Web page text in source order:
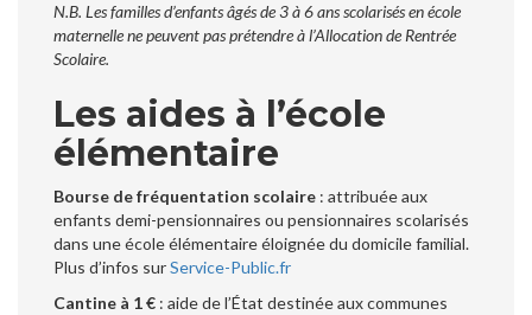
N.B. Les familles d’enfants âgés de 3 à 6 ans scolarisés en école
maternelle ne peuvent pas prétendre à l’Allocation de Rentrée
Scolaire.
Les aides à l’école
élémentaire
Bourse de fréquentation scolaire : attribuée aux
enfants demi-pensionnaires ou pensionnaires scolarisés
dans une école élémentaire éloignée du domicile familial.
Plus d’infos surService-Public.fr
Cantine à 1 € : aide de l’État destinée aux communes